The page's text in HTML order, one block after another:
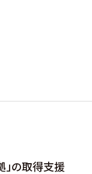
」の取得支援